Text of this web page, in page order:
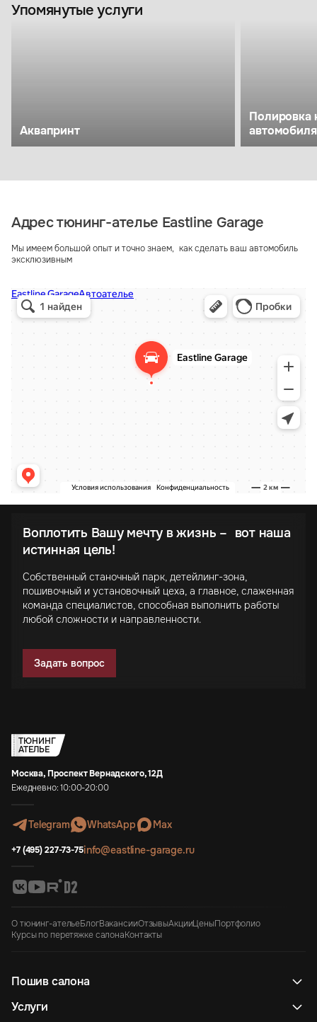
Упомянутые услуги
Аквапринт
Полировка
автомобиля
Адрес тюнинг-ателье Eastline Garage
Мы имеем большой опыт и точно знаем, как сделать ваш автомобиль
эксклюзивным
Воплотить Вашу мечту в жизнь – вот наша
истинная цель!
Собственный станочный парк, детейлинг-зона,
пошивочный и установочный цеха, а главное, слаженная
команда специалистов, способная выполнить работы
любой сложности и направленности.
Задать вопрос
ТЮНИНГ
АТЕЛЬЕ
Москва, Проспект Вернадского, 12Д
Ежедневно: 10:00-20:00
Telegram WhatsApp Max
+7 (495) 227-73-75info@eastline-garage.ru
О тюнинг-ательеБлогВакансииОтзывыАкцииЦеныПортфолио
Курсы по перетяжке салонаКонтакты
Пошив салона
Услуги